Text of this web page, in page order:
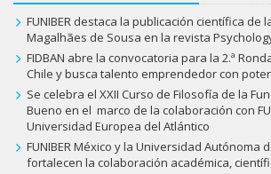
FUNIBER destaca la publicación científica de
Magalhães de Sousa en la revista
FIDBAN abre la convocatoria para la 2.ª
Chile y busca talento emprendedor con
Se celebra el XXII Curso de Filosofía de la
Bueno en el marco de la colaboración con
Universidad Europea del Atlántico
FUNIBER México y la Universidad Autónoma
fortalecen la colaboración académica,